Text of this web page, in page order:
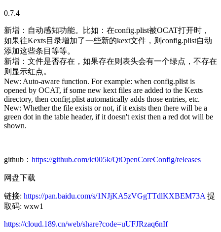
0.7.4
新增：自动感知功能。比如：在config.plist被OCAT打开时，
如果往Kexts目录增加了一些新的kext文件，则config.plist自动
添加这些条目等等。
新增：文件是否存在，如果存在则表头会有一个绿点，不存在
则显示红点。
New: Auto-aware function. For example: when config.plist is
opened by OCAT, if some new kext files are added to the Kexts
directory, then config.plist automatically adds those entries, etc.
New: Whether the file exists or not, if it exists then there will be a
green dot in the table header, if it doesn't exist then a red dot will be
shown.
github： https://github.com/ic005k/QtOpenCoreConfig/releases
网盘下载
链接: https://pan.baidu.com/s/1NJjKA5zVGgTTdlKXBEM73A 提
取码: wxw1
https://cloud.189.cn/web/share?code=uUFJRzaq6nIf